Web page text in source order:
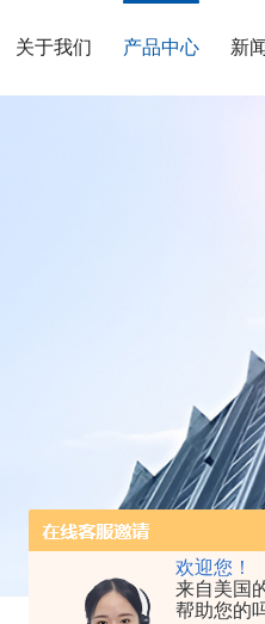
欢迎您！
来自美国
帮助您的
关于我们 产品中心 新